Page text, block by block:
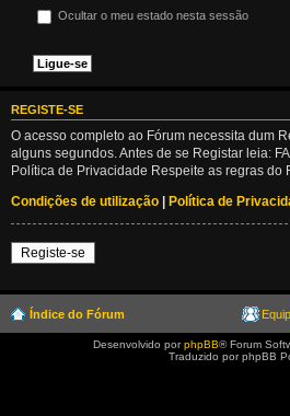
Ocultar o meu estado nesta sessão
REGISTE-SE
O acesso completo ao Fórum necessita dum
alguns segundos. Antes de se Registar leia:
Política de Privacidade Respeite as regras do
Condições de utilização | Política de
Registe-se
Índice do Fórum
Desenvolvido porphpBB® Forum
Traduzido por phpBB